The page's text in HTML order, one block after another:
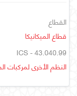
القطاع
قطاع الميكانيكا
ICS - 43.040.99
النظم الأخرى لمركبات